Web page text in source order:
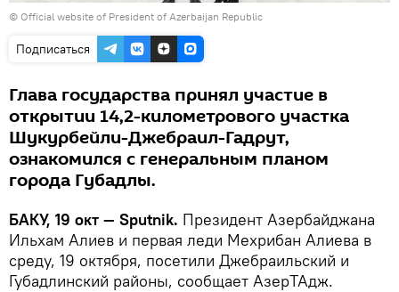
© Official website of President of Azerbaijan Republic
Подписаться
Глава государства принял участие в
открытии 14,2-километрового участка
Шукурбейли-Джебраил-Гадрут,
ознакомился с генеральным планом
города Губадлы.
БАКУ, 19 окт — Sputnik. Президент Азербайджана
Ильхам Алиев и первая леди Мехрибан Алиева в
среду, 19 октября, посетили Джебраильский и
Губадлинский районы, сообщает АзерТАдж.